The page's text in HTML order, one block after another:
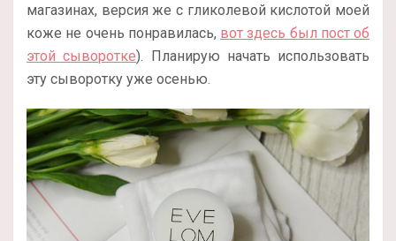
магазинах, версия же с гликолевой кислотой моей
коже не очень понравилась, вот здесь был пост об
этой сыворотке). Планирую начать использовать
эту сыворотку уже осенью.